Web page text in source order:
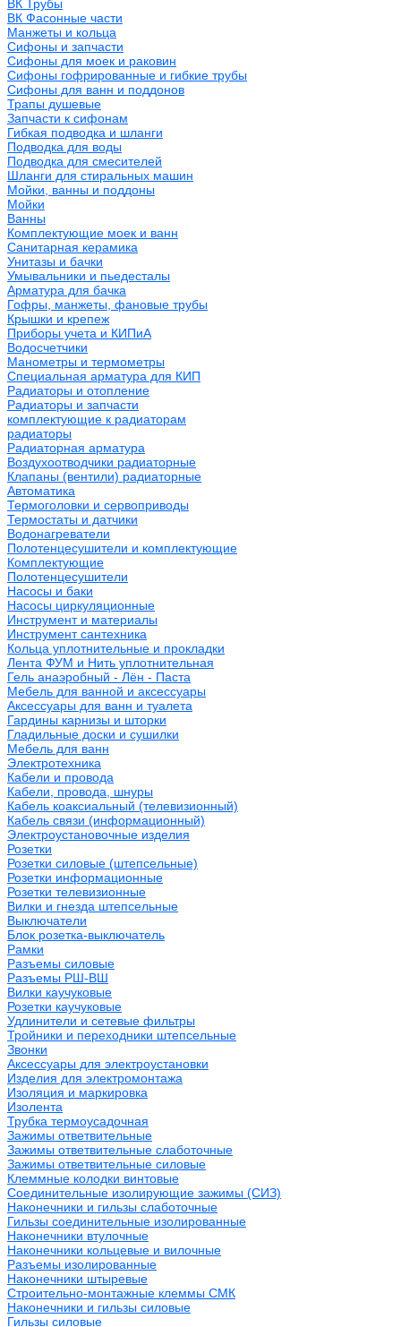
ВК Трубы
ВК Фасонные части
Манжеты и кольца
Сифоны и запчасти
Сифоны для моек и раковин
Сифоны гофрированные и гибкие трубы
Сифоны для ванн и поддонов
Трапы душевые
Запчасти к сифонам
Гибкая подводка и шланги
Подводка для воды
Подводка для смесителей
Шланги для стиральных машин
Мойки, ванны и поддоны
Мойки
Ванны
Комплектующие моек и ванн
Санитарная керамика
Унитазы и бачки
Умывальники и пьедесталы
Арматура для бачка
Гофры, манжеты, фановые трубы
Крышки и крепеж
Приборы учета и КИПиА
Водосчетчики
Манометры и термометры
Специальная арматура для КИП
Радиаторы и отопление
Радиаторы и запчасти
комплектующие к радиаторам
радиаторы
Радиаторная арматура
Воздухоотводчики радиаторные
Клапаны (вентили) радиаторные
Автоматика
Термоголовки и сервоприводы
Термостаты и датчики
Водонагреватели
Полотенцесушители и комплектующие
Комплектующие
Полотенцесушители
Насосы и баки
Насосы циркуляционные
Инструмент и материалы
Инструмент сантехника
Кольца уплотнительные и прокладки
Лента ФУМ и Нить уплотнительная
Гель анаэробный - Лён - Паста
Мебель для ванной и аксессуары
Аксессуары для ванн и туалета
Гардины карнизы и шторки
Гладильные доски и сушилки
Мебель для ванн
Электротехника
Кабели и провода
Кабели, провода, шнуры
Кабель коаксиальный (телевизионный)
Кабель связи (информационный)
Электроустановочные изделия
Розетки
Розетки силовые (штепсельные)
Розетки информационные
Розетки телевизионные
Вилки и гнезда штепсельные
Выключатели
Блок розетка-выключатель
Рамки
Разъемы силовые
Разъемы РШ-ВШ
Вилки каучуковые
Розетки каучуковые
Удлинители и сетевые фильтры
Тройники и переходники штепсельные
Звонки
Аксессуары для электроустановки
Изделия для электромонтажа
Изоляция и маркировка
Изолента
Трубка термоусадочная
Зажимы ответвительные
Зажимы ответвительные слаботочные
Зажимы ответвительные силовые
Клеммные колодки винтовые
Соединительные изолирующие зажимы (СИЗ)
Наконечники и гильзы слаботочные
Гильзы соединительные изолированные
Наконечники втулочные
Наконечники кольцевые и вилочные
Разъемы изолированные
Наконечники штыревые
Строительно-монтажные клеммы СМК
Наконечники и гильзы силовые
Гильзы силовые